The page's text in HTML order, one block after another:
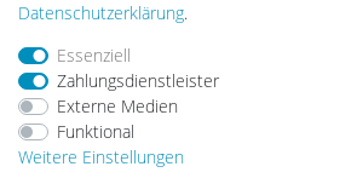
Daten­schutz­erklärung.
Essenziell
Zahlungsdienstleister
Externe Medien
Funktional
Weitere Einstellungen